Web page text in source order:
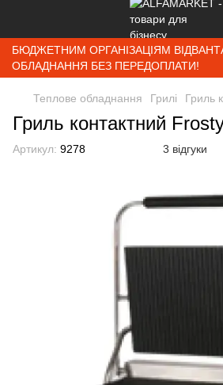
БЮДЖЕТНИМ ОРГАНІЗАЦІЯМ
ОБЛАДНАННЯ БЕЗ ПЕРЕДОПЛАТИ!
Теплове обладнання Грилі Гриль
Гриль контактний
Артикул: 9278 3 відгуки